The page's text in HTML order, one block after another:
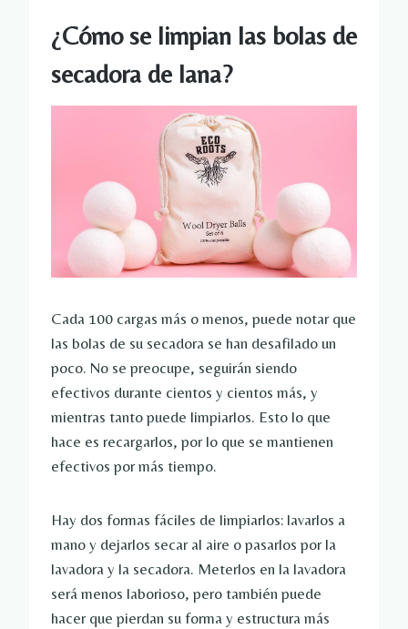
¿Cómo se limpian las bolas de
secadora de lana?
Cada 100 cargas más o menos, puede notar que
las bolas de su secadora se han desafilado un
poco. No se preocupe, seguirán siendo
efectivos durante cientos y cientos más, y
mientras tanto puede limpiarlos. Esto lo que
hace es recargarlos, por lo que se mantienen
efectivos por más tiempo.
Hay dos formas fáciles de limpiarlos: lavarlos a
mano y dejarlos secar al aire o pasarlos por la
lavadora y la secadora. Meterlos en la lavadora
será menos laborioso, pero también puede
hacer que pierdan su forma y estructura más